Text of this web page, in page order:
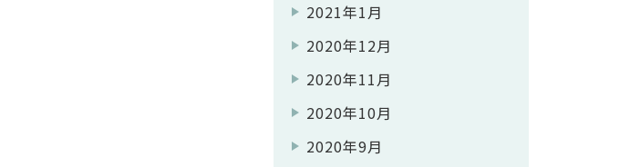
2021年1月
2020年12月
2020年11月
2020年10月
2020年9月